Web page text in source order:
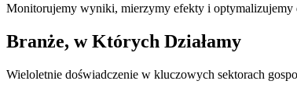
Monitorujemy wyniki, mierzymy efekty i optymalizujemy
Branże, w Których Działamy
Wieloletnie doświadczenie w kluczowych sektorach